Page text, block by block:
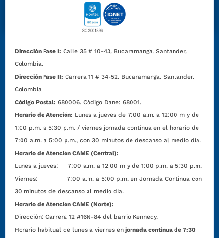
Dirección Fase I: Calle 35 # 10-43, Bucaramanga, Santander,
Colombia.
Dirección Fase II: Carrera 11 # 34-52, Bucaramanga, Santander,
Colombia
Código Postal: 680006. Código Dane: 68001.
Horario de Atención: Lunes a jueves de 7:00 a.m. a 12:00 m y de
1:00 p.m. a 5:30 p.m. / viernes jornada continua en el horario de
7:00 a.m. a 5:00 p.m., con 30 minutos de descanso al medio día.
Horario de Atención CAME (Central):
Lunes a jueves: 7:00 a.m. a 12:00 m y de 1:00 p.m. a 5:30 p.m.
Viernes: 7:00 a.m. a 5:00 p.m. en Jornada Continua con
30 minutos de descanso al medio día.
Horario de Atención CAME (Norte):
Dirección:Carrera 12 #16N-84 del barrio Kennedy.
Horario habitual de lunes a viernes en jornada continua de 7:30